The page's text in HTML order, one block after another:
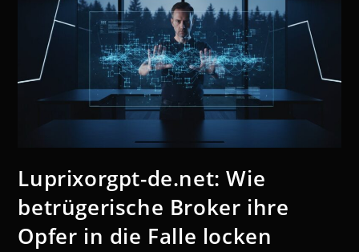
Luprixorgpt-de.net: Wie
betrügerische Broker ihre
Opfer in die Falle locken